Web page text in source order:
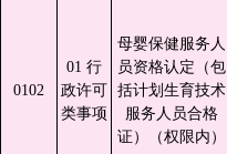
0102
01 行
政许可
类事项
母婴保健服务人
员资格认定（包
括计划生育技术
服务人员合格
证）（权限内）